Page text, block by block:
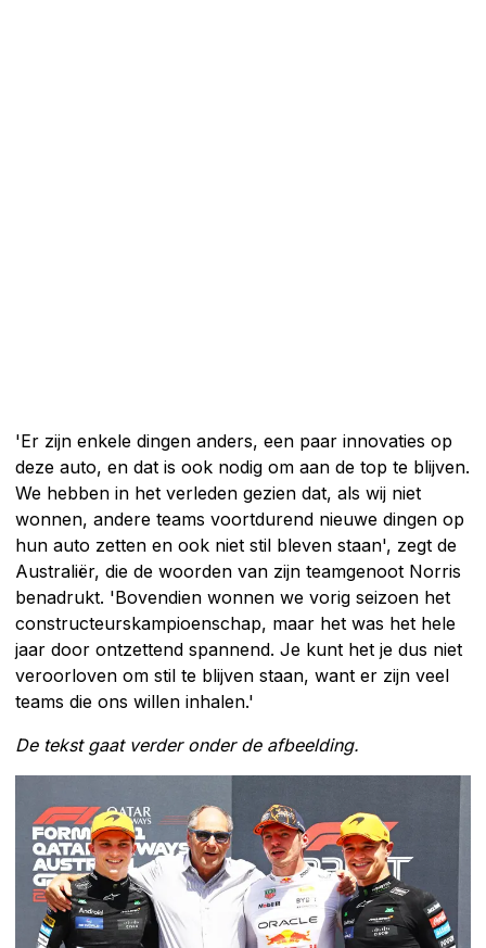
'Er zijn enkele dingen anders, een paar innovaties op
deze auto, en dat is ook nodig om aan de top te blijven.
We hebben in het verleden gezien dat, als wij niet
wonnen, andere teams voortdurend nieuwe dingen op
hun auto zetten en ook niet stil bleven staan', zegt de
Australiër, die de woorden van zijn teamgenoot Norris
benadrukt. 'Bovendien wonnen we vorig seizoen het
constructeurskampioenschap, maar het was het hele
jaar door ontzettend spannend. Je kunt het je dus niet
veroorloven om stil te blijven staan, want er zijn veel
teams die ons willen inhalen.'
De tekst gaat verder onder de afbeelding.